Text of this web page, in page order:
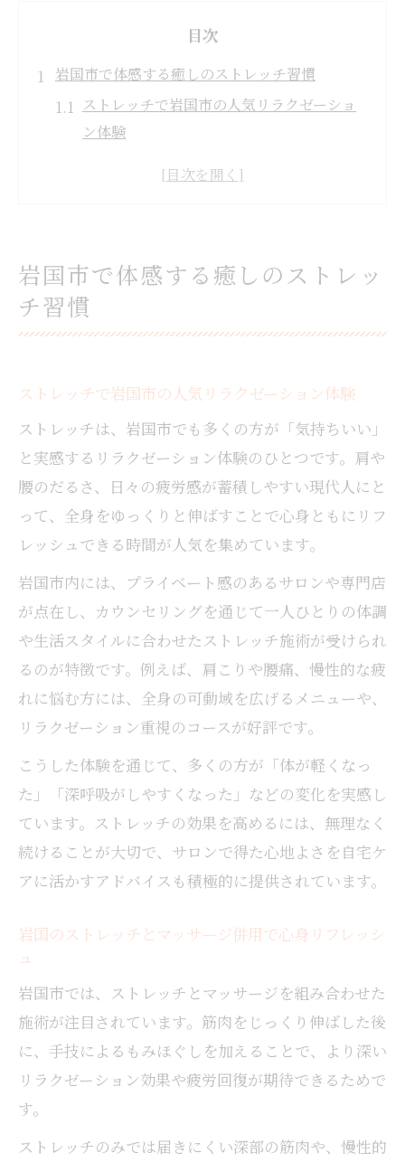
目次
岩国市で体感する癒しのストレッチ習慣
ストレッチで岩国市の人気リラクゼーショ
ン体験
メンズにも好評な岩国市のストレッチ施術
ポイント
もみほぐしと組み合わせたストレッチで癒
ストレッチがもたらす快適な毎日へ
ストレッチで岩国市の日常が快適に変わる
理由
慢性的な疲労や肩こり改善に効果的なスト
レッチ
ストレッチとマッサージの相乗効果で毎日
癒し体験
び方
継続法
ストレッチとリラクゼーションを両立する
自宅ケア
動画やオンラインで学ぶ岩国市ストレッチ
のコツ
める内容
方法
リラクゼーションを高める身体ケアの秘訣
ストレッチとマッサージでリラクゼーショ
ンを最大化
ミング
岩国市で体感する癒しのストレッ
チ習慣
ストレッチで岩国市の人気リラクゼーション体験
ストレッチは、岩国市でも多くの方が「気持ちいい」
と実感するリラクゼーション体験のひとつです。肩や
腰のだるさ、日々の疲労感が蓄積しやすい現代人にと
って、全身をゆっくりと伸ばすことで心身ともにリフ
レッシュできる時間が人気を集めています。
岩国市内には、プライベート感のあるサロンや専門店
が点在し、カウンセリングを通じて一人ひとりの体調
や生活スタイルに合わせたストレッチ施術が受けられ
るのが特徴です。例えば、肩こりや腰痛、慢性的な疲
れに悩む方には、全身の可動域を広げるメニューや、
リラクゼーション重視のコースが好評です。
こうした体験を通じて、多くの方が「体が軽くなっ
た」「深呼吸がしやすくなった」などの変化を実感し
ています。ストレッチの効果を高めるには、無理なく
続けることが大切で、サロンで得た心地よさを自宅ケ
アに活かすアドバイスも積極的に提供されています。
岩国のストレッチとマッサージ併用で心身リフレッシ
ュ
岩国市では、ストレッチとマッサージを組み合わせた
施術が注目されています。筋肉をじっくり伸ばした後
に、手技によるもみほぐしを加えることで、より深い
リラクゼーション効果や疲労回復が期待できるためで
す。
ストレッチのみでは届きにくい深部の筋肉や、慢性的